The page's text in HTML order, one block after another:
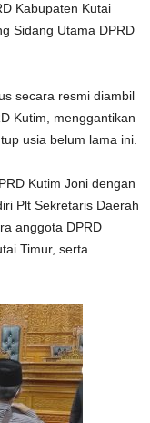
Kabupaten Kutai
Sidang Utama DPRD
secara resmi diambil
Kutim, menggantikan
usia belum lama ini.
Kutim Joni dengan
Plt Sekretaris Daerah
anggota DPRD
Timur, serta